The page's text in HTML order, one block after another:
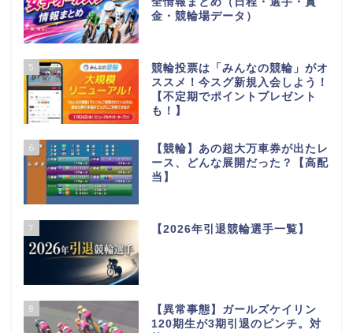
金・競輪場データ）
5
競輪投票は「みんなの競輪」がオ
ススメ！今スグ新規入会しよう！
【不定期でポイントプレゼント
も！】
6
【競輪】あの超大万車券が出たレ
ース、どんな展開だった？【高配
当】
7 【2026年引退競輪選手一覧】
8
【異常事態】ガールズケイリン
120期生が3期引退のピンチ。対